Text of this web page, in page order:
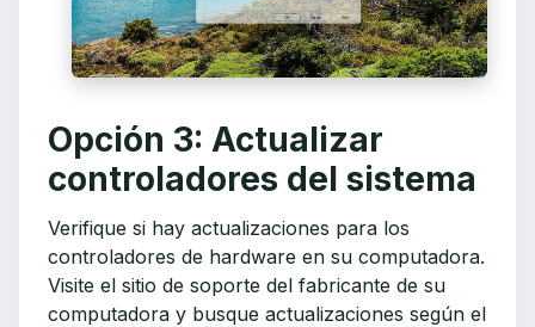
Opción 3: Actualizar
controladores del sistema
Verifique si hay actualizaciones para los
controladores de hardware en su computadora.
Visite el sitio de soporte del fabricante de su
computadora y busque actualizaciones según el